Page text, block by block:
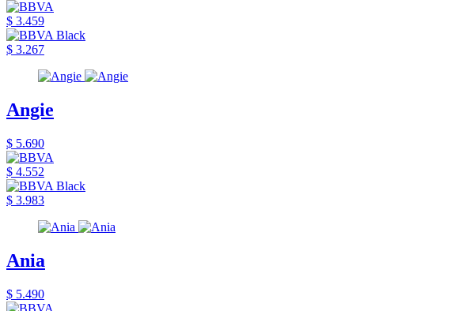
$ 3.459
$ 3.267
Angie
$ 5.690
$ 4.552
$ 3.983
Ania
$ 5.490